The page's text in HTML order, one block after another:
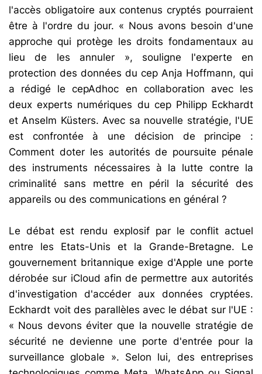
l'accès obligatoire aux contenus cryptés pourraient
être à l'ordre du jour. « Nous avons besoin d'une
approche qui protège les droits fondamentaux au
lieu de les annuler », souligne l'experte en
protection des données du cep Anja Hoffmann, qui
a rédigé le cepAdhoc en collaboration avec les
deux experts numériques du cep Philipp Eckhardt
et Anselm Küsters. Avec sa nouvelle stratégie, l'UE
est confrontée à une décision de principe :
Comment doter les autorités de poursuite pénale
des instruments nécessaires à la lutte contre la
criminalité sans mettre en péril la sécurité des
appareils ou des communications en général ?
Le débat est rendu explosif par le conflit actuel
entre les Etats-Unis et la Grande-Bretagne. Le
gouvernement britannique exige d'Apple une porte
dérobée sur iCloud afin de permettre aux autorités
d'investigation d'accéder aux données cryptées.
Eckhardt voit des parallèles avec le débat sur l'UE :
« Nous devons éviter que la nouvelle stratégie de
sécurité ne devienne une porte d'entrée pour la
surveillance globale ». Selon lui, des entreprises